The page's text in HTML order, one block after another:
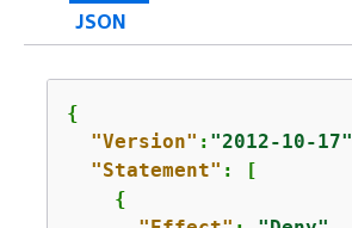
JSON
{
"Version" : "2012-10-17"
"Statement" : [
{